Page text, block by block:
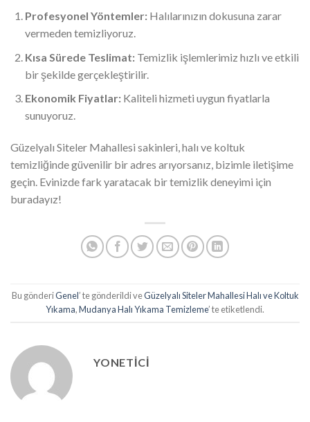
Profesyonel Yöntemler:Halılarınızın dokusuna zarar
vermeden temizliyoruz.
Kısa Sürede Teslimat:Temizlik işlemlerimiz hızlı ve etkili
bir şekilde gerçekleştirilir.
Ekonomik Fiyatlar:Kaliteli hizmeti uygun fiyatlarla
sunuyoruz.
Güzelyalı Siteler Mahallesi sakinleri, halı ve koltuk
temizliğinde güvenilir bir adres arıyorsanız, bizimle iletişime
geçin. Evinizde fark yaratacak bir temizlik deneyimi için
buradayız!
Bu gönderiGenel’ te gönderildi veGüzelyalı Siteler Mahallesi Halı ve Koltuk
Yıkama,Mudanya Halı Yıkama Temizleme’ te etiketlendi.
YONETICI